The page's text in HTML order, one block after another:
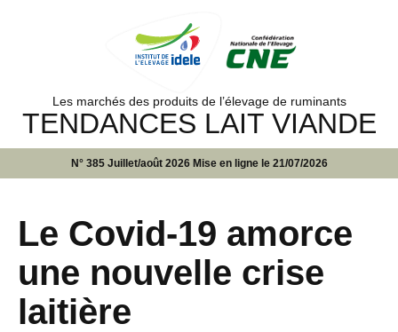
Les marchés des produits de l’élevage de ruminants
TENDANCES LAIT VIANDE
N° 385 Juillet/août 2026 Mise en ligne le 21/07/2026
Le Covid-19 amorce
une nouvelle crise
laitière